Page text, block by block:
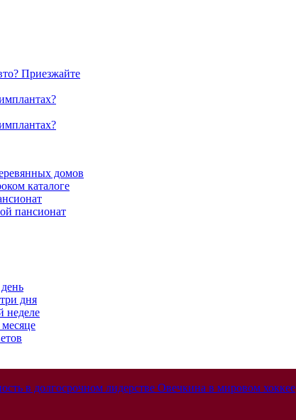
Приезжайте
домов
каталоге
пансионат
дня
неделе
в долгосрочном лидерстве Овечкина в мировом хоккее